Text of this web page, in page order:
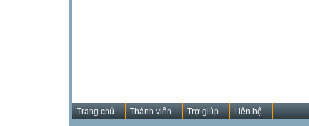
Trang chủ Thành viên Trợ giúp Liên hệ